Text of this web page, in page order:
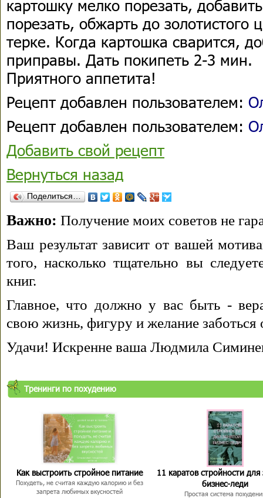
картошку мелко порезать,
порезать, обжарть до золотистого
терке. Когда картошка сварится,
приправы. Дать покипеть 2-3 мин.
Приятного аппетита!
Рецепт добавлен пользователем:
Рецепт добавлен пользователем:
Добавить свой рецепт
Вернуться назад
Поделиться…
Важно: Получение моих советов не
Ваш результат зависит от вашей
того, насколько тщательно вы
книг.
Главное, что должно у вас быть -
свою жизнь, фигуру и желание заботься
Удачи! Искренне ваша Людмила
Тренинги по похудению
Как выстроить стройное питание
Похудеть, не считая каждую калорию и без
запрета любимых вкусностей
11 каратов стройности для
бизнес-леди
Простая система